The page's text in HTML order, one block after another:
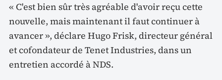
« C'est bien sûr très agréable d'avoir reçu cette
nouvelle, mais maintenant il faut continuer à
avancer », déclare Hugo Frisk, directeur général
et cofondateur de Tenet Industries, dans un
entretien accordé à NDS.